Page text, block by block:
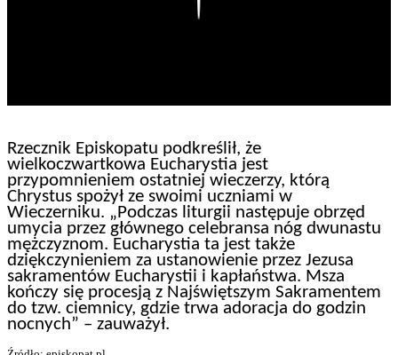
Rzecznik Episkopatu podkreślił, że
wielkoczwartkowa Eucharystia jest
przypomnieniem ostatniej wieczerzy, którą
Chrystus spożył ze swoimi uczniami w
Wieczerniku. „Podczas liturgii następuje obrzęd
umycia przez głównego celebransa nóg dwunastu
mężczyznom. Eucharystia ta jest także
dziękczynieniem za ustanowienie przez Jezusa
sakramentów Eucharystii i kapłaństwa. Msza
kończy się procesją z Najświętszym Sakramentem
do tzw. ciemnicy, gdzie trwa adoracja do godzin
nocnych” – zauważył.